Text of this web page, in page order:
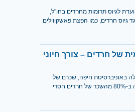
לגיוס תרומות מחרדים בחו"ל,
גיוס חרדים, כמו הפצת פאשקווילים
של חרדים – צורך חיוני
באוניברסיטת חיפה, שכרם של
גברים חרדים בעלי השכלה אקדמית גבוה ב-80% מהשכר של חרדים חסרי